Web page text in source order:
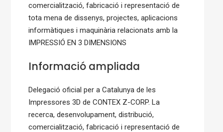
comercialització, fabricació i representació de
tota mena de dissenys, projectes, aplicacions
informàtiques i maquinària relacionats amb la
IMPRESSIÓ EN 3 DIMENSIONS
Informació ampliada
Delegació oficial per a Catalunya de les
Impressores 3D de CONTEX Z-CORP. La
recerca, desenvolupament, distribució,
comercialització, fabricació i representació de